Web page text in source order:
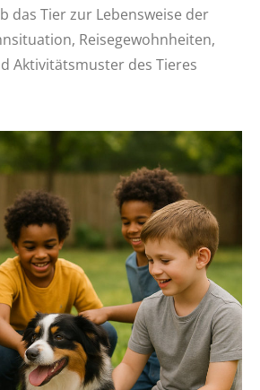
das Tier zur Lebensweise der
Reisegewohnheiten,
Aktivitätsmuster des Tieres